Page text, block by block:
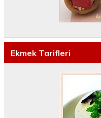
Ekmek Tarifleri